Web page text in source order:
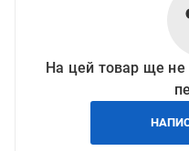
На цей товар ще не